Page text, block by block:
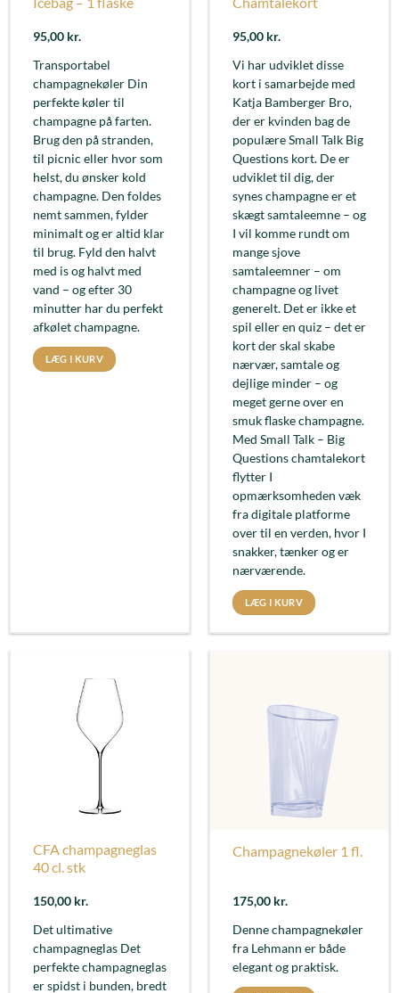
95,00 kr.
Transportabel
champagnekøler Din
perfekte køler til
champagne på farten.
Brug den på stranden,
til picnic eller hvor som
helst, du ønsker kold
champagne. Den foldes
nemt sammen, fylder
minimalt og er altid klar
til brug. Fyld den halvt
med is og halvt med
vand – og efter 30
minutter har du perfekt
afkølet champagne.
LÆG I KURV
95,00 kr.
Vi har udviklet disse
kort i samarbejde med
Katja Bamberger Bro,
der er kvinden bag de
populære Small Talk Big
Questions kort. De er
udviklet til dig, der
synes champagne er et
skægt samtaleemne – og
I vil komme rundt om
mange sjove
samtaleemner – om
champagne og livet
generelt. Det er ikke et
spil eller en quiz – det er
kort der skal skabe
nærvær, samtale og
dejlige minder – og
meget gerne over en
smuk flaske champagne.
Med Small Talk – Big
Questions chamtalekort
flytter I
opmærksomheden væk
fra digitale platforme
over til en verden, hvor I
snakker, tænker og er
nærværende.
LÆG I KURV
CFA champagneglas
40 cl. stk
150,00 kr.
Det ultimative
champagneglas Det
perfekte champagneglas
er spidst i bunden, bredt
Champagnekøler 1 fl.
175,00 kr.
Denne champagnekøler
fra Lehmann er både
elegant og praktisk.